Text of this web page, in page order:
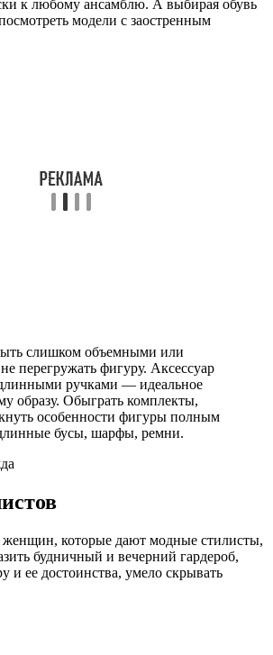
к любому ансамблю. А выбирая обувь
модели с заостренным
слишком объемными или
перегружать фигуру. Аксессуар
длинными ручками — идеальное
образу. Обыграть комплекты,
особенности фигуры полным
бусы, шарфы, ремни.
которые дают модные стилисты,
будничный и вечерний гардероб,
и ее достоинства, умело скрывать